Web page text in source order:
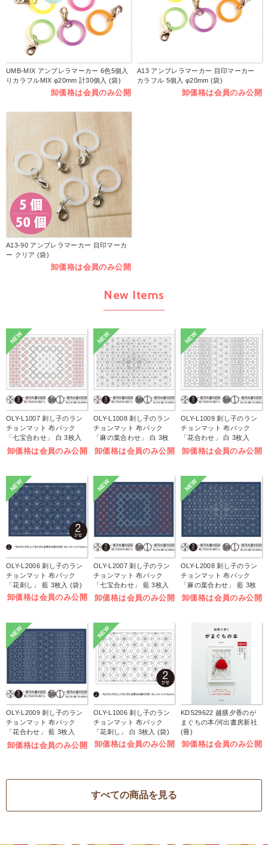
UMB-MIX アンブレラマーカー 6色5個入
りカラフルMIX φ20mm 計30個入 (袋)
卸価格は会員のみ公開
A13 アンブレラマーカー 目印マーカー
カラフル 5個入 φ20mm (袋)
卸価格は会員のみ公開
A13-90 アンブレラマーカー 目印マーカ
ー クリア (袋)
卸価格は会員のみ公開
New Items
NEW
OLY-L1007 刺し子のラン
チョンマット 布パック
「七宝合わせ」 白 3枚入
(袋)
卸価格は会員のみ公開
NEW
OLY-L1008 刺し子のラン
チョンマット 布パック
「麻の葉合わせ」 白 3枚
入 (袋)
卸価格は会員のみ公開
NEW
OLY-L1009 刺し子のラン
チョンマット 布パック
「花合わせ」 白 3枚入
(袋)
卸価格は会員のみ公開
NEW
OLY-L2006 刺し子のラン
チョンマット 布パック
「花刺し」 藍 3枚入 (袋)
卸価格は会員のみ公開
NEW
OLY-L2007 刺し子のラン
チョンマット 布パック
「七宝合わせ」 藍 3枚入
(袋)
卸価格は会員のみ公開
NEW
OLY-L2008 刺し子のラン
チョンマット 布パック
「麻の葉合わせ」 藍 3枚
入 (袋)
卸価格は会員のみ公開
NEW
OLY-L2009 刺し子のラン
チョンマット 布パック
「花合わせ」 藍 3枚入
(袋)
卸価格は会員のみ公開
NEW
OLY-L1006 刺し子のラン
チョンマット 布パック
「花刺し」 白 3枚入 (袋)
卸価格は会員のみ公開
KDS29622 越膳夕香のが
まぐちの本/河出書房新社
(冊)
卸価格は会員のみ公開
すべての商品を見る